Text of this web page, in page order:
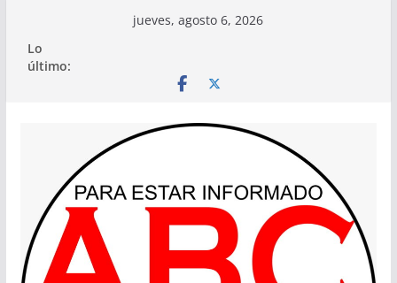
contenido
jueves, agosto 6, 2026
Lo
último: